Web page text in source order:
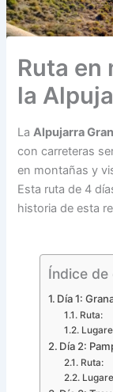
Ruta en
la
LaAlpujarra
con carreteras
en montañas y
Esta ruta de 4
historia de esta
Índice
Día 1:
Ruta:
Día 2:
Ruta: